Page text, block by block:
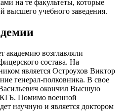
на те факультеты, которые
высшего учебного заведения.
академию возглавляли
состава. На
является Остроухов Виктор
генерал-полковника. В свое
окончил Высшую
Помимо военной
научную и является доктором